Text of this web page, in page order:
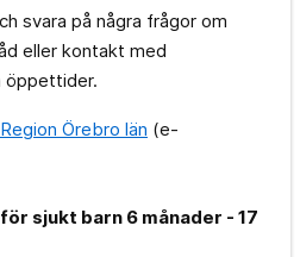
svara på några frågor om
eller kontakt med
öppettider.
Örebro län (e-
sjukt barn 6 månader - 17